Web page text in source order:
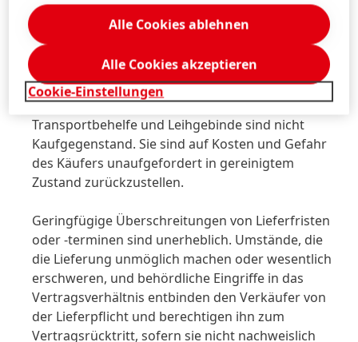
Verarbeitungsergebnis ein. Von der
Geltendmachung von Rechten durch Dritte an im
Vorbehaltseigentum stehendem Vermögen des
Käufers ist der Verkäufer umgehend zu
verständigen.
Transportbehelfe und Leihgebinde sind nicht
Kaufgegenstand. Sie sind auf Kosten und Gefahr
des Käufers unaufgefordert in gereinigtem
Zustand zurückzustellen.
Geringfügige Überschreitungen von Lieferfristen
oder -terminen sind unerheblich. Umstände, die
die Lieferung unmöglich machen oder wesentlich
erschweren, und behördliche Eingriffe in das
Vertragsverhältnis entbinden den Verkäufer von
der Lieferpflicht und berechtigen ihn zum
Vertragsrücktritt, sofern sie nicht nachweislich
Cookie-Einstellungen
Alle Cookies ablehnen
Alle Cookies akzeptieren